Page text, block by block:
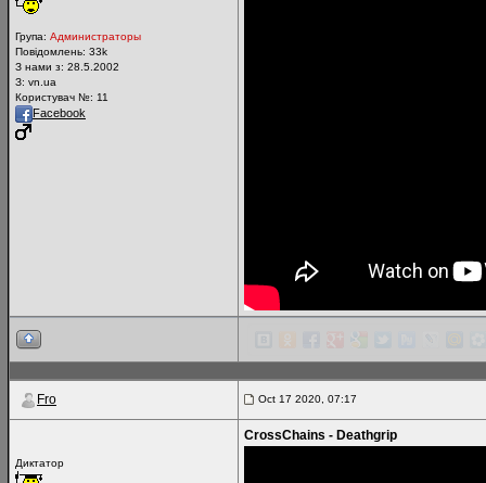
Група: Администраторы
Повідомлень: 33k
З нами з: 28.5.2002
З: vn.ua
Користувач №: 11
Facebook
Fro Oct 17 2020, 07:17
Диктатор
CrossChains - Deathgrip